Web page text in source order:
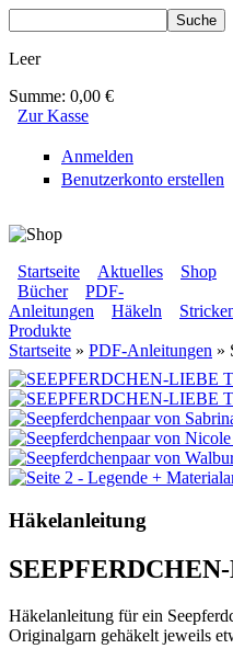
Leer
Summe: 0,00 €
Zur Kasse
Anmelden
Benutzerkonto erstellen
BLUMENBUNT
Sekundärmenü
Startseite Aktuelles Shop
Hauptmenü
Bücher
PDF-
Anleitungen
Häkeln
Produkte
Sie sind hier
Startseite » PDF-Anleitungen »
Häkelanleitung
Häkelanleitung für ein
Originalgarn gehäkelt jeweils